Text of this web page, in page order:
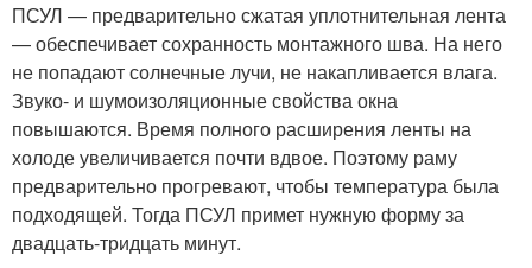
ПСУЛ — предварительно сжатая уплотнительная лента
— обеспечивает сохранность монтажного шва. На него
не попадают солнечные лучи, не накапливается влага.
Звуко- и шумоизоляционные свойства окна
повышаются. Время полного расширения ленты на
холоде увеличивается почти вдвое. Поэтому раму
предварительно прогревают, чтобы температура была
подходящей. Тогда ПСУЛ примет нужную форму за
двадцать-тридцать минут.